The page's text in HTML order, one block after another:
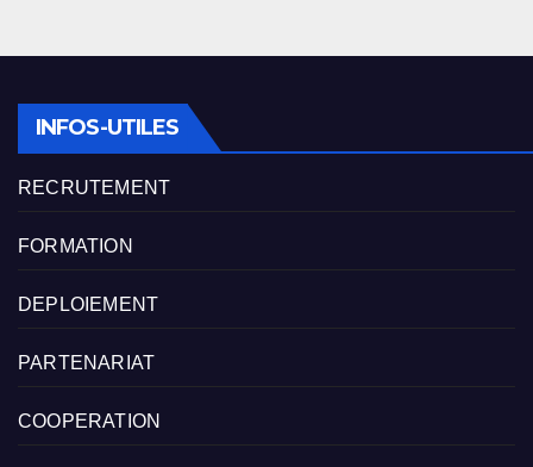
INFOS-UTILES
RECRUTEMENT
FORMATION
DEPLOIEMENT
PARTENARIAT
COOPERATION